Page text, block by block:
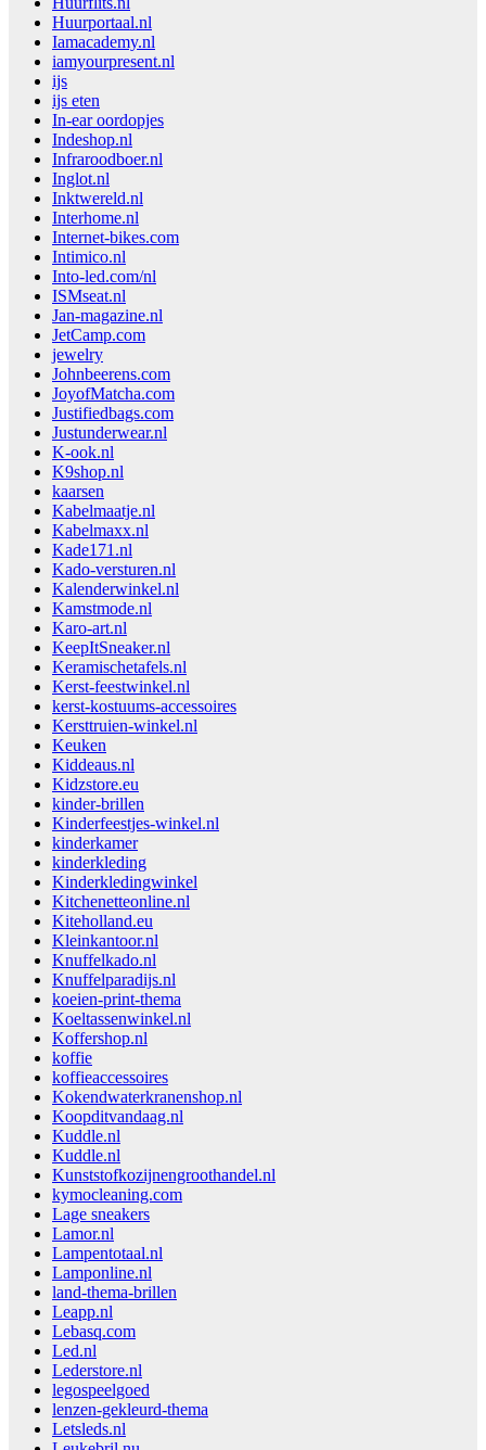
Huurportaal.nl
Iamacademy.nl
iamyourpresent.nl
ijs
ijs eten
In-ear oordopjes
Indeshop.nl
Infraroodboer.nl
Inglot.nl
Inktwereld.nl
Interhome.nl
Internet-bikes.com
Intimico.nl
Into-led.com/nl
ISMseat.nl
Jan-magazine.nl
JetCamp.com
jewelry
Johnbeerens.com
JoyofMatcha.com
Justifiedbags.com
Justunderwear.nl
K-ook.nl
K9shop.nl
kaarsen
Kabelmaatje.nl
Kabelmaxx.nl
Kade171.nl
Kado-versturen.nl
Kalenderwinkel.nl
Kamstmode.nl
Karo-art.nl
KeepItSneaker.nl
Keramischetafels.nl
Kerst-feestwinkel.nl
kerst-kostuums-accessoires
Kersttruien-winkel.nl
Keuken
Kiddeaus.nl
Kidzstore.eu
kinder-brillen
Kinderfeestjes-winkel.nl
kinderkamer
kinderkleding
Kinderkledingwinkel
Kitchenetteonline.nl
Kiteholland.eu
Kleinkantoor.nl
Knuffelkado.nl
Knuffelparadijs.nl
koeien-print-thema
Koeltassenwinkel.nl
Koffershop.nl
koffie
koffieaccessoires
Kokendwaterkranenshop.nl
Koopditvandaag.nl
Kuddle.nl
Kuddle.nl
Kunststofkozijnengroothandel.nl
kymocleaning.com
Lage sneakers
Lamor.nl
Lampentotaal.nl
Lamponline.nl
land-thema-brillen
Leapp.nl
Lebasq.com
Led.nl
Lederstore.nl
legospeelgoed
lenzen-gekleurd-thema
Letsleds.nl